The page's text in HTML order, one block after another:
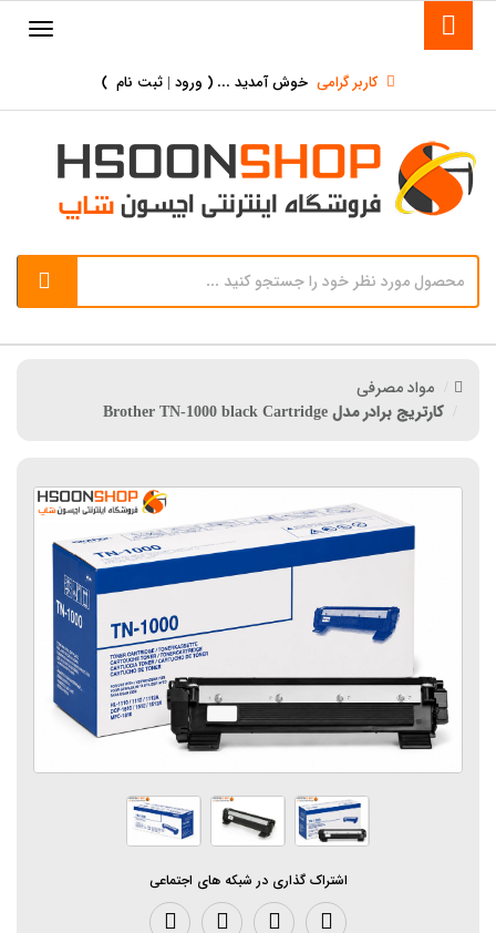
کاربر گرامی خوش آمدید ... ( ورود | ثبت نام )
مواد مصرفی
کارتریج برادر مدل Brother TN-1000 black Cartridge
اشتراک گذاری در شبکه های اجتماعی